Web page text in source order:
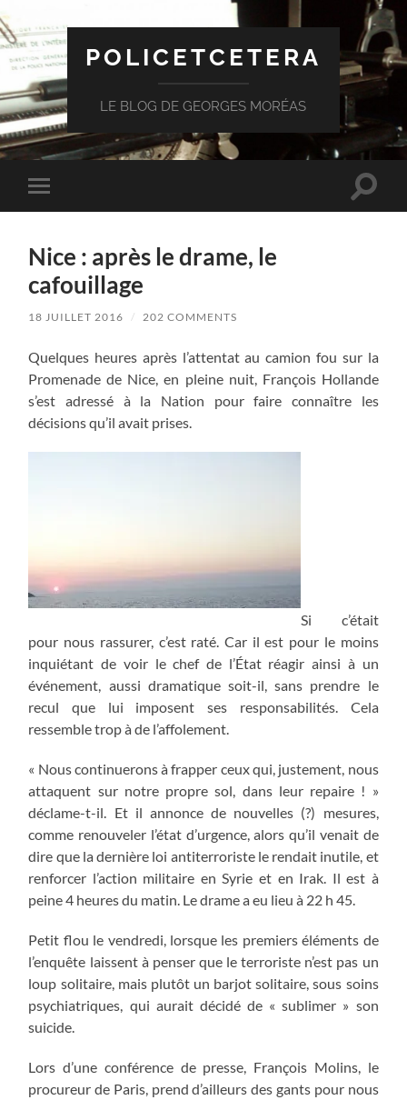
POLICETCETERA
LE BLOG DE GEORGES MORÉAS
Toggle
mobile
Toggle
Nice : après le drame, le
cafouillage
18 JUILLET 2016 / 202 COMMENTS
Quelques heures après l’attentat au camion fou sur la
Promenade de Nice, en pleine nuit, François Hollande
s’est adressé à la Nation pour faire connaître les
décisions qu’il avait prises.
Si c’était
pour nous rassurer, c’est raté. Car il est pour le moins
inquiétant de voir le chef de l’État réagir ainsi à un
événement, aussi dramatique soit-il, sans prendre le
recul que lui imposent ses responsabilités. Cela
ressemble trop à de l’affolement.
« Nous continuerons à frapper ceux qui, justement, nous
attaquent sur notre propre sol, dans leur repaire ! »
déclame-t-il. Et il annonce de nouvelles (?) mesures,
comme renouveler l’état d’urgence, alors qu’il venait de
dire que la dernière loi antiterroriste le rendait inutile, et
renforcer l’action militaire en Syrie et en Irak. Il est à
peine 4 heures du matin. Le drame a eu lieu à 22 h 45.
Petit flou le vendredi, lorsque les premiers éléments de
l’enquête laissent à penser que le terroriste n’est pas un
loup solitaire, mais plutôt un barjot solitaire, sous soins
psychiatriques, qui aurait décidé de « sublimer » son
suicide.
Lors d’une conférence de presse, François Molins, le
procureur de Paris, prend d’ailleurs des gants pour nous